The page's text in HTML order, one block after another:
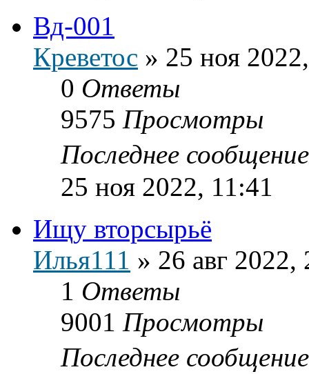
Вд-001
Креветос » 25 ноя
0 Ответы
9575 Просмотры
Последнее
25 ноя 2022, 11:41
Ищу вторсырьё
Илья111 » 26 авг 2022,
1 Ответы
9001 Просмотры
Последнее